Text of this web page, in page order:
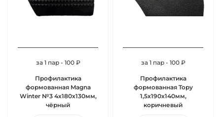
за 1 пар - 100 ₽
Профилактика
формованная Magna
Winter №3 4х180х130мм,
чёрный
за 1 пар - 100 ₽
Профилактика
формованная Topy
1,5х190х140мм,
коричневый